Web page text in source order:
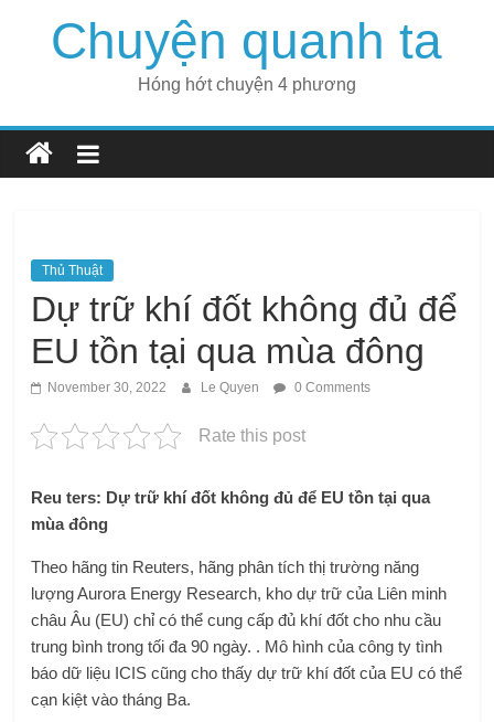
Chuyện quanh ta
Hóng hớt chuyện 4 phương
Thủ Thuật
Dự trữ khí đốt không đủ để
EU tồn tại qua mùa đông
November 30, 2022 Le Quyen 0 Comments
Rate this post
Reu ters: Dự trữ khí đốt không đủ để EU tồn tại qua
mùa đông
Theo hãng tin Reuters, hãng phân tích thị trường năng
lượng Aurora Energy Research, kho dự trữ của Liên minh
châu Âu (EU) chỉ có thể cung cấp đủ khí đốt cho nhu cầu
trung bình trong tối đa 90 ngày. . Mô hình của công ty tình
báo dữ liệu ICIS cũng cho thấy dự trữ khí đốt của EU có thể
cạn kiệt vào tháng Ba.